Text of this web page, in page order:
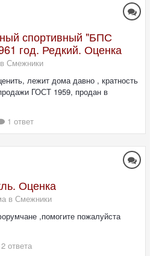
спортивный "БПС
год. Редкий. Оценка
Смежники
лежит дома давно , кратность
ГОСТ 1959, продан в
1 ответ
Оценка
в Смежники
,помогите пожалуйста
2 ответа